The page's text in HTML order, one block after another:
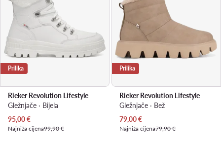
Prilika
Rieker Revolution Lifestyle
Gležnjače · Bijela
Trenutna cijena
95,00€
Najniža cijena99,90 €
Prilika
Rieker Revolution Lifestyle
Gležnjače · Bež
Trenutna cijena
79,00€
Najniža cijena79,90 €